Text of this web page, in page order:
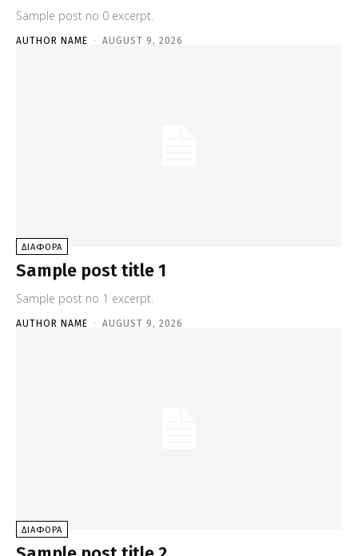
Sample post no 0 excerpt.
AUTHOR NAME - AUGUST 9, 2026
ΔΙΑΦΟΡΑ
Sample post title 1
Sample post no 1 excerpt.
AUTHOR NAME - AUGUST 9, 2026
ΔΙΑΦΟΡΑ